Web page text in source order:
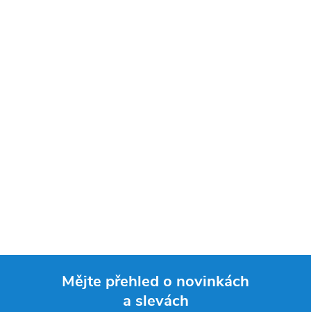
Mějte přehled o novinkách
a slevách